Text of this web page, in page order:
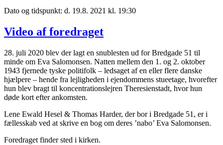
Dato og tidspunkt: d. 19.8. 2021 kl. 19:30
Video af foredraget
28. juli 2020 blev der lagt en snublesten ud for Bredgade 51 til
minde om Eva Salomonsen. Natten mellem den 1. og 2. oktober
1943 fjernede tyske politifolk – ledsaget af en eller flere danske
hjælpere – hende fra lejligheden i ejendommens stueetage, hvorefter
hun blev bragt til koncentrationslejren Theresienstadt, hvor hun
døde kort efter ankomsten.
Lene Ewald Hesel & Thomas Harder, der bor i Bredgade 51, er i
fællesskab ved at skrive en bog om deres ’nabo’ Eva Salomonsen.
Foredraget finder sted i kirken.